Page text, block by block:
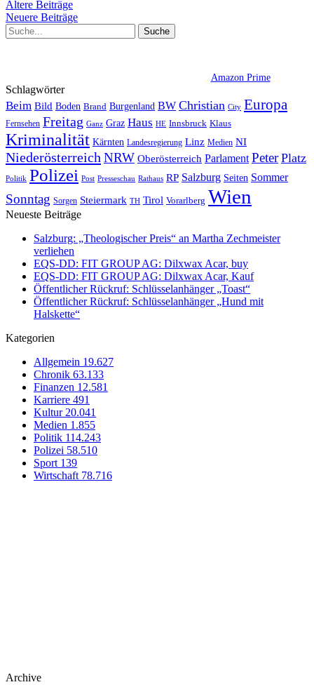
Ältere Beiträge
Neuere Beiträge
Amazon Prime
Schlagwörter
Beim Bild Boden Brand Burgenland BW Christian City Europa
Fernsehen Freitag Ganz Graz Haus HE Innsbruck Klaus
Kriminalität Kärnten Landesregierung Linz Medien NI
Niederösterreich NRW Oberösterreich Parlament Peter Platz
Politik Polizei Post Presseschau Rathaus RP Salzburg Seiten Sommer
Sonntag Sorgen Steiermark TH Tirol Vorarlberg Wien
Neueste Beiträge
Salzburg: „Theologischer Preis“ an Martha Zechmeister
verliehen
EQS-DD: FIT GROUP AG: Dilxwax Acar, buy
EQS-DD: FIT GROUP AG: Dilxwax Acar, Kauf
Öffentlicher Rückruf: Schlüsselanhänger „Toast“
Öffentlicher Rückruf: Schlüsselanhänger „Hund mit
Halskette“
Kategorien
Allgemein 19.627
Chronik 63.133
Finanzen 12.581
Karriere 491
Kultur 20.041
Medien 1.855
Politik 114.243
Polizei 58.510
Sport 139
Wirtschaft 78.716
Archive